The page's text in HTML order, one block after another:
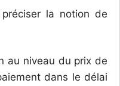
la notion de
au niveau du prix de
dans le délai